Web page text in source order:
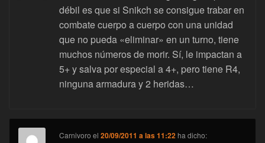
débil es que si Snikch se consigue trabar en
combate cuerpo a cuerpo con una unidad
que no pueda «eliminar» en un turno, tiene
muchos números de morir. Sí, le impactan a
5+ y salva por especial a 4+, pero tiene R4,
ninguna armadura y 2 heridas…
Carnivoro el20/09/2011 a las 11:22 ha dicho: